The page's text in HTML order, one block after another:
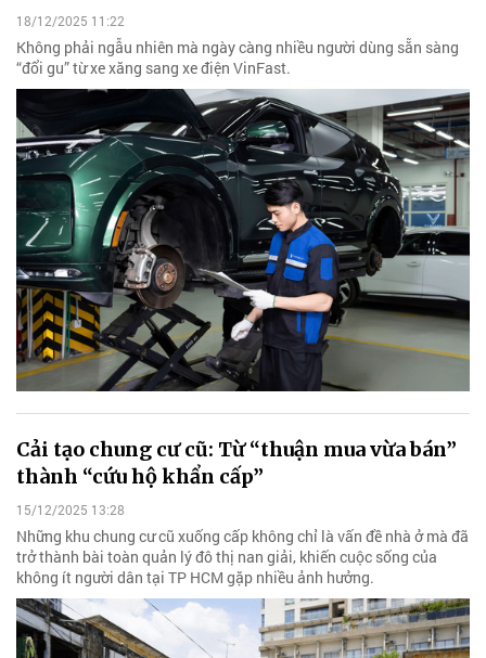
18/12/2025 11:22
Không phải ngẫu nhiên mà ngày càng nhiều người dùng sẵn sàng
“đổi gu” từ xe xăng sang xe điện VinFast.
Cải tạo chung cư cũ: Từ “thuận mua vừa bán”
thành “cứu hộ khẩn cấp”
15/12/2025 13:28
Những khu chung cư cũ xuống cấp không chỉ là vấn đề nhà ở mà đã
trở thành bài toàn quản lý đô thị nan giải, khiến cuộc sống của
không ít người dân tại TP HCM gặp nhiều ảnh hưởng.